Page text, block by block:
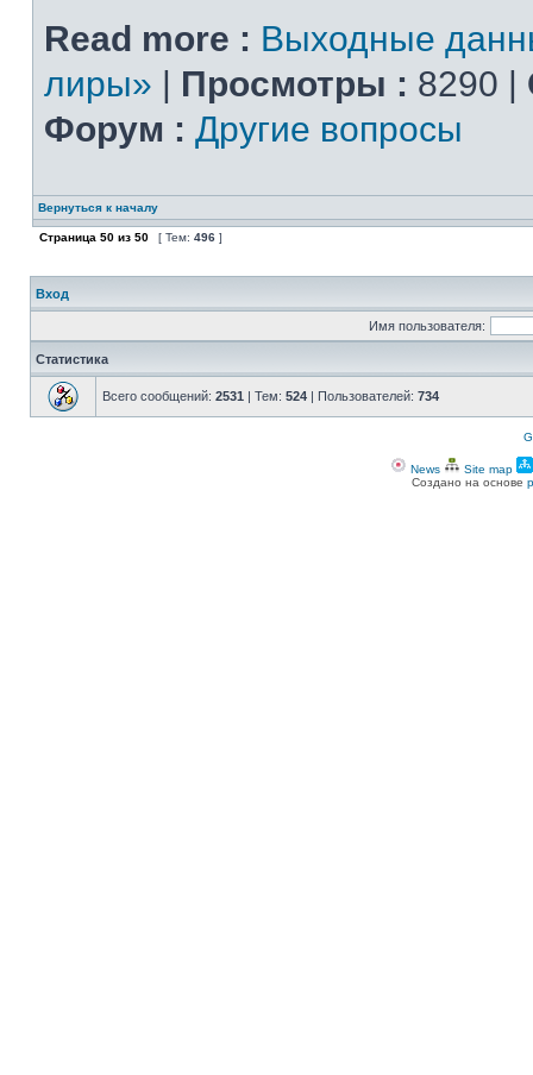
Read more : Выходные
лиры» | Просмотры : 8290 |
Форум : Другие вопросы
Вернуться к началу
Страница 50 из 50 [ Тем: 496 ]
Вход
Имя пользователя:
Статистика
Всего сообщений: 2531 | Тем: 524 | Пользователей: 734
News Site map
Создано на основе